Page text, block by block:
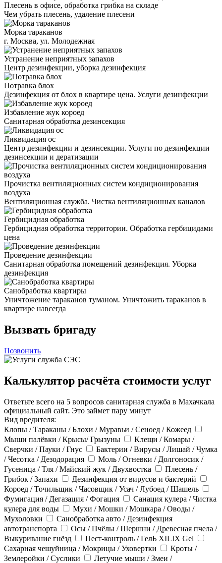
Плесень в офисе, обработка грибка на складе
Чем убрать плесень, удаление плесени
Морка тараканов
г. Москва, ул. Молодежная
Устранение неприятных запахов
Центр дезинфекции, уборка дезинфекция
Потравка блох
Дезинфекция от блох в квартире цена. Услуги дезинфекции
Избавление жук короед
Санитарная обработка дезинсекция
Ликвидация ос
Центр дезинфекции и дезинсекции. Услуги по дезинфекции
дезинсекции и дератизации
Прочистка вентиляционных систем кондиционирования
воздуха
Вентиляционная служба. Чистка вентиляционных каналов
Гербицидная обработка
Гербицидная обработка территории. Обработка гербицидами
цена
Проведение дезинфекции
Санитарная обработка помещений дезинфекция. Уборка
дезинфекция
Санобработка квартиры
Уничтожение тараканов туманом. Уничтожить тараканов в
квартире навсегда
Вызвать бригаду
Позвонить
Калькулятор расчёта стоимости услуг
Ответьте всего на 5 вопросов санитарная служба в Махачкала
официальный сайт. Это займет пару минут
Вид вредителя:
Клопы / Тараканы / Блохи / Муравьи / Сеноед / Кожеед
Мыши палёвки / Крысы/ Грызуны
Клещи / Комары /
Сверчки / Пауки / Гнус
Бактерии / Вирусы / Лишай / Чумка
/ Чесотка / Дезодорация
Моль / Огневки / Долгоносик /
Гусеница / Тля / Майский жук / Двухвостка
Плесень /
Грибок / Запахи
Дезинфекция от вирусов и бактерий
Короед / Точильщик / Часовщик / Усач / Лубоед / Шашель
Фумигация / Дегазация / Фогация
Санация кулера / Чистка
кулера для воды
Мухи / Мошки / Мошкара / Оводы /
Мухоловки
Санобработка авто / Дезинфекция
автотранспорта
Осы / Пчёлы / Шершни / Древесная пчела /
Выкуривание гнёзд
Пест-контроль / ГелЬ XILIX Gel
Сахарная чешуйница / Мокрицы / Уховертки
Кроты /
Землеройки / Суслики
Летучие мыши / Змеи /